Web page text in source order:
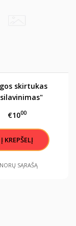
skirtukas
€1000
SĄRAŠĄ